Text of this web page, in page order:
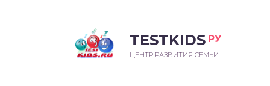
TESTKIDS РУ
ЦЕНТР РАЗВИТИЯ СЕМЬИ
УЧИТСЯ
ШКОЛА